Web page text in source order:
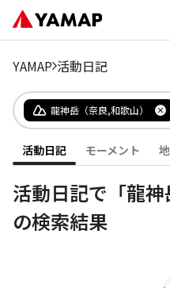
YAMAP 活動日記
龍神岳（奈良,和歌山）
活動日記 モーメント
活動日記で「龍神
の検索結果